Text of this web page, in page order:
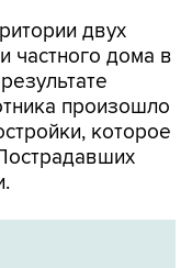
двух
частного дома в
произошло
которое